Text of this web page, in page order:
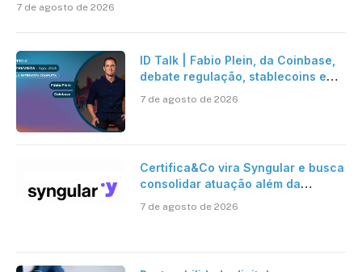
7 de agosto de 2026
ID Talk | Fabio Plein, da Coinbase,
debate regulação, stablecoins e
7 de agosto de 2026
Certifica&Co vira Syngular e busca
consolidar atuação além da
7 de agosto de 2026